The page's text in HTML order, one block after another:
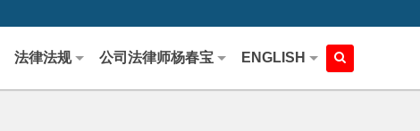
法律法规 公司法律师杨春宝 ENGLISH